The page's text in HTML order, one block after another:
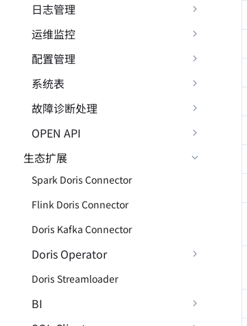
日志管理
运维监控
配置管理
系统表
故障诊断处理
OPEN API
生态扩展
Spark Doris Connector
Flink Doris Connector
Doris Kafka Connector
Doris Operator
Doris Streamloader
BI